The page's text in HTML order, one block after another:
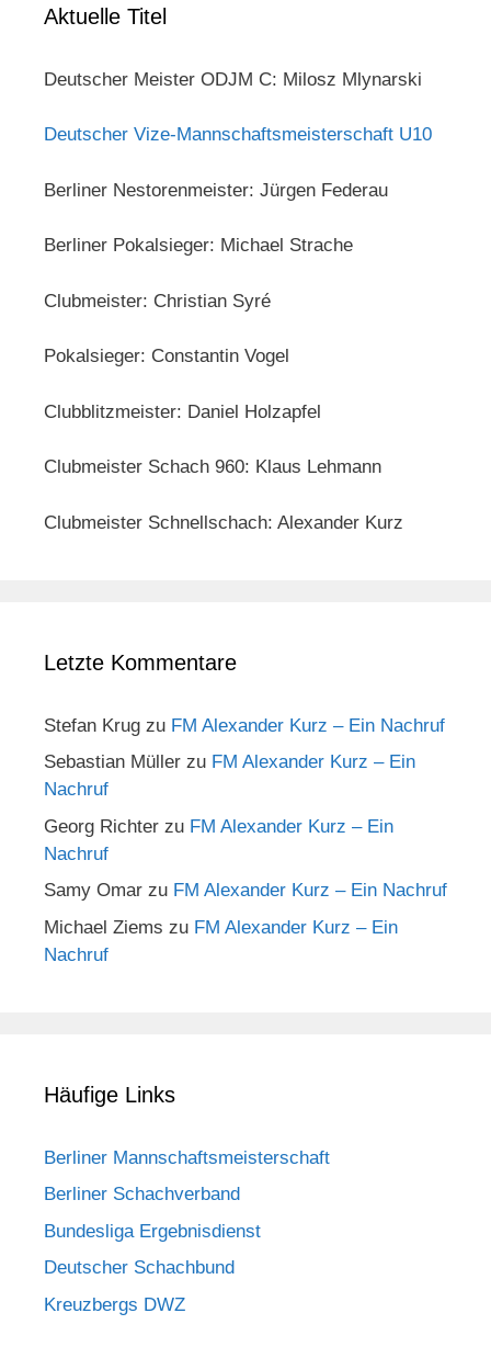
Aktuelle Titel
Deutscher Meister ODJM C: Milosz Mlynarski
Deutscher Vize-Mannschaftsmeisterschaft U10
Berliner Nestorenmeister: Jürgen Federau
Berliner Pokalsieger: Michael Strache
Clubmeister: Christian Syré
Pokalsieger: Constantin Vogel
Clubblitzmeister: Daniel Holzapfel
Clubmeister Schach 960: Klaus Lehmann
Clubmeister Schnellschach: Alexander Kurz
Letzte Kommentare
Stefan Krug zu FM Alexander Kurz – Ein Nachruf
Sebastian Müller zu FM Alexander Kurz – Ein
Nachruf
Georg Richter zu FM Alexander Kurz – Ein
Nachruf
Samy Omar zu FM Alexander Kurz – Ein Nachruf
Michael Ziems zu FM Alexander Kurz – Ein
Nachruf
Häufige Links
Berliner Mannschaftsmeisterschaft
Berliner Schachverband
Bundesliga Ergebnisdienst
Deutscher Schachbund
Kreuzbergs DWZ